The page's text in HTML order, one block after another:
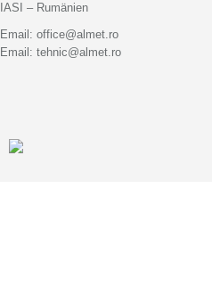
IASI – Rumänien
Email: office@almet.ro
Email: tehnic@almet.ro